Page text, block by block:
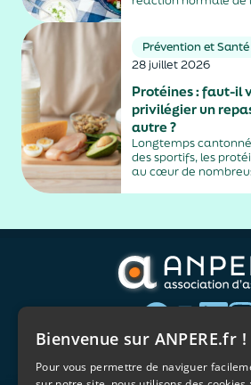
sauter des repas ?
privilégier ? Une
permet non...
Prévention et Santé
28 juillet 2026
Protéines : faut-il
privilégier un
autre ?
Longtemps
des sportifs, les
au cœur de
distinguer les
QUI SOMMES-NOUS ?
L'association
VOS
Me
Bienvenue sur ANPERE.fr !
Pour vous permettre de naviguer